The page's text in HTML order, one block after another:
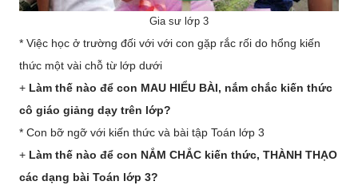
Gia sư lớp 3
* Việc học ở trường đối với với con gặp rắc rối do hổng kiến
thức một vài chỗ từ lớp dưới
+ Làm thế nào để con MAU HIỂU BÀI, nắm chắc kiến thức
cô giáo giảng dạy trên lớp?
* Con bỡ ngỡ với kiến thức và bài tập Toán lớp 3
+ Làm thế nào để con NẮM CHẮC kiến thức, THÀNH THẠO
các dạng bài Toán lớp 3?